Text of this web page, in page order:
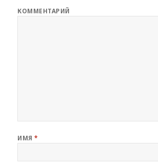
КОММЕНТАРИЙ
ИМЯ*